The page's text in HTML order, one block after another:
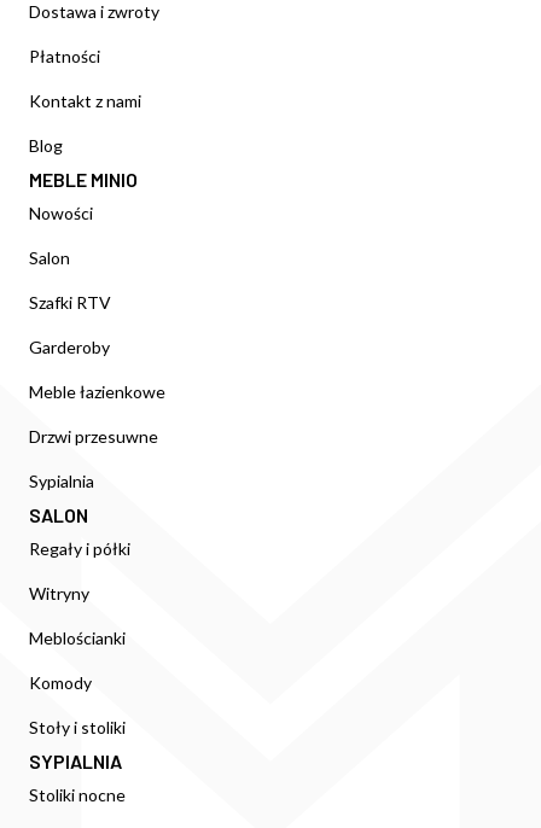
Dostawa i zwroty
Płatności
Kontakt z nami
Blog
MEBLE MINIO
Nowości
Salon
Szafki RTV
Garderoby
Meble łazienkowe
Drzwi przesuwne
Sypialnia
SALON
Regały i półki
Witryny
Meblościanki
Komody
Stoły i stoliki
SYPIALNIA
Stoliki nocne